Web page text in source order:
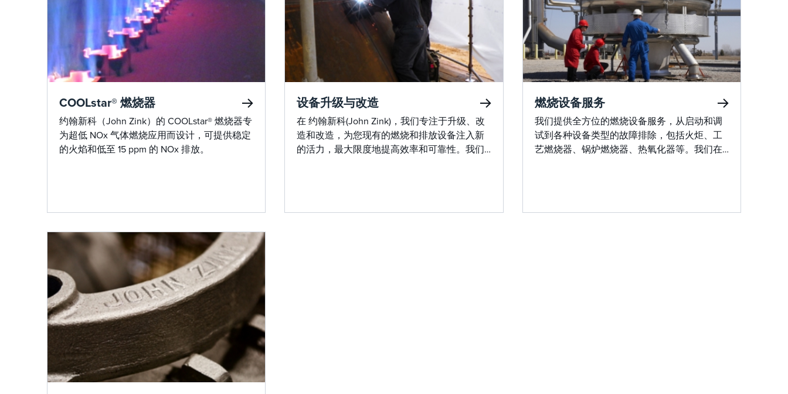
COOLstar® 燃烧器
约翰新科（John Zink）的 COOLstar® 燃烧器专
为超低 NOx 气体燃烧应用而设计，可提供稳定
的火焰和低至 15 ppm 的 NOx 排放。
设备升级与改造
在 约翰新科(John Zink)，我们专注于升级、改
造和改造，为您现有的燃烧和排放设备注入新
的活力，最大限度地提高效率和可靠性。我们
燃烧设备服务
我们提供全方位的燃烧设备服务，从启动和调
试到各种设备类型的故障排除，包括火炬、工
艺燃烧器、锅炉燃烧器、热氧化器等。我们在